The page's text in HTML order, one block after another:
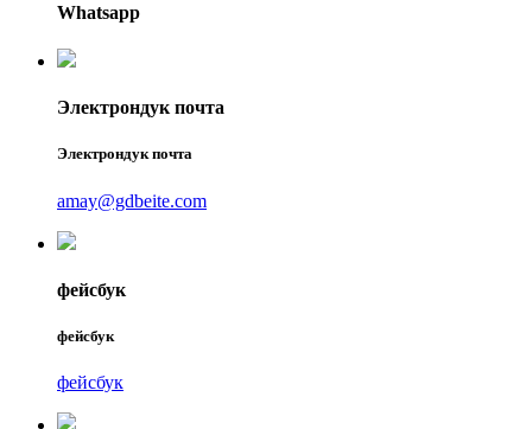
Whatsapp
Электрондук почта
Электрондук почта
amay@gdbeite.com
фейсбук
фейсбук
фейсбук